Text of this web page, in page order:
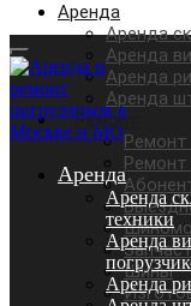
Аренда
Аренда
Аренда
Аренда
Аренда
Ремонт
Ремонт
Шины
Аренда
Аренда
техники
Аренда
Аренда